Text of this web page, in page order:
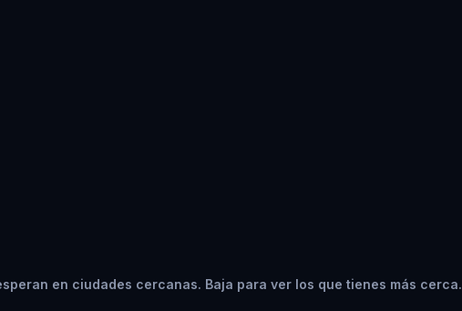
en ciudades cercanas. Baja para ver los que tienes más cerca.